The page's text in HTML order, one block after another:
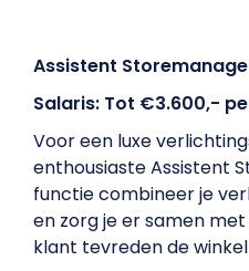
Assistent
Salaris: Tot €3.600,-
Voor een luxe
enthousiaste Assistent
functie combineer je
en zorg je er samen
klant tevreden de